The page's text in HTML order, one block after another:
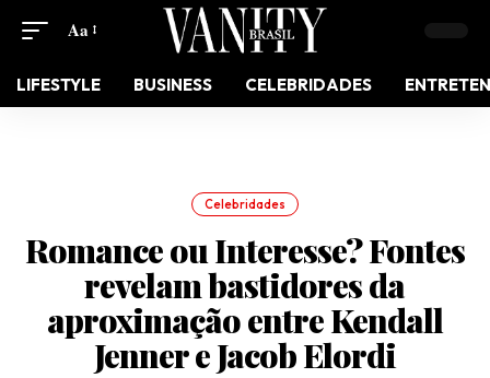
Aa
LIFESTYLE BUSINESS CELEBRIDADES
Celebridades
Romance ou Interesse? Fontes
revelam bastidores da
aproximação entre Kendall
Jenner e Jacob Elordi